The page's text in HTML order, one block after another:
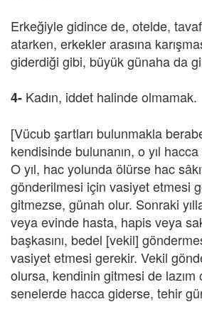
Erkeğiyle gidince de, otelde,
atarken, erkekler arasına
giderdiği gibi, büyük günaha da
4- Kadın, iddet halinde olmamak.
[Vücub şartları bulunmakla
kendisinde bulunanın, o yıl
O yıl, hac yolunda ölürse hac
gönderilmesi için vasiyet etmesi
gitmezse, günah olur. Sonraki
veya evinde hasta, hapis veya
başkasını, bedel [vekil]
vasiyet etmesi gerekir. Vekil
olursa, kendinin gitmesi de lazım
senelerde hacca giderse, tehir